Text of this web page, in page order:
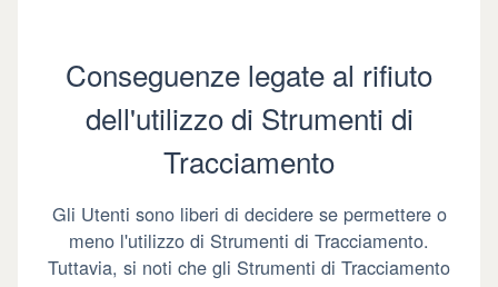
Conseguenze legate al rifiuto
dell'utilizzo di Strumenti di
Tracciamento
Gli Utenti sono liberi di decidere se permettere o
meno l'utilizzo di Strumenti di Tracciamento.
Tuttavia, si noti che gli Strumenti di Tracciamento